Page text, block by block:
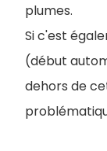
plumes.
Si c'est
(début
dehors de